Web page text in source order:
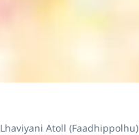
Lhaviyani Atoll (Faadhippolhu)